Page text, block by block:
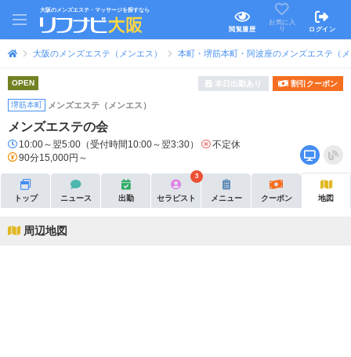
大阪のメンズエステ・マッサージを探すなら
閲覧履歴
お気に入
り
ログイン
大阪のメンズエステ（メンエス） 本町・堺筋本町・阿波座のメンズエステ（
OPEN 本日出勤あり 割引クーポン
堺筋本町 メンズエステ（メンエス）
メンズエステの会
10:00～翌5:00（受付時間10:00～翌3:30）
不定休
90分15,000円～
トップ ニュース 出勤 セラピスト
3
メニュー クーポン 地図
周辺地図